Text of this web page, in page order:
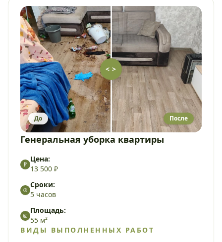
< >
До После
Генеральная уборка квартиры
Цена:
13 500 ₽
Сроки:
5 часов
Площадь:
55 м²
ВИДЫ ВЫПОЛНЕННЫХ РАБОТ